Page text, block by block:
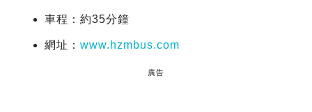
車程：約35分鐘
網址： www.hzmbus.com
廣告